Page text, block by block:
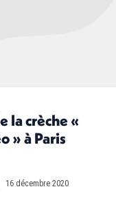
la crèche «
» à Paris
16 décembre 2020